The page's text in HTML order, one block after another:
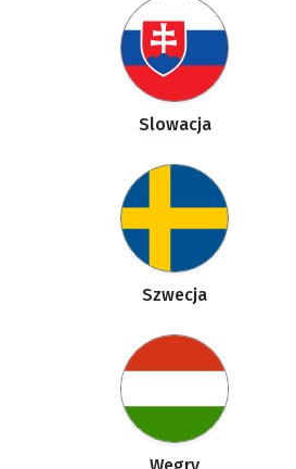
Slowacja
Szwecja